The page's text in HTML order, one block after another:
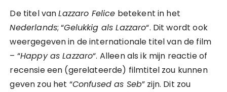
De titel vanLazzaro Felice betekent in het
Nederlands; “Gelukkig als Lazzaro“. Dit wordt ook
weergegeven in de internationale titel van de film
– “Happy as Lazzaro“. Alleen als ik mijn reactie of
recensie een (gerelateerde) filmtitel zou kunnen
geven zou het “Confused as Seb” zijn. Dit zou